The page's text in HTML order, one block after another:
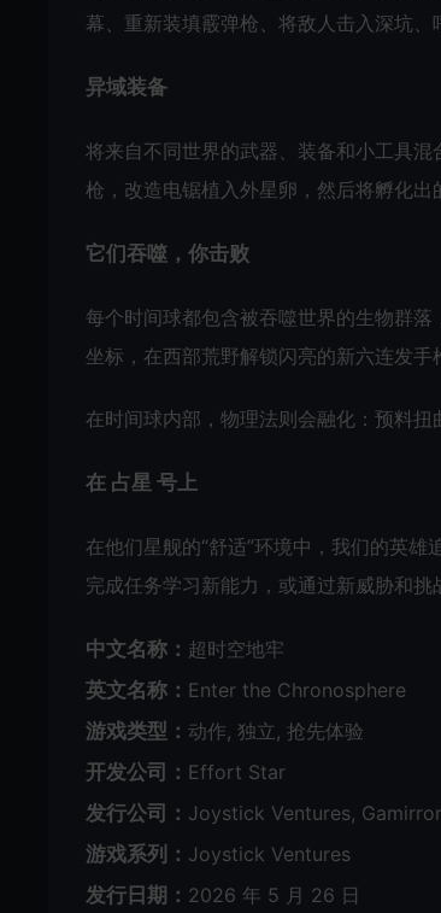
幕、重新装填霰弹枪、将敌人击入深坑、
异域装备
将来自不同世界的武器、装备和小工具
枪，改造电锯植入外星卵，然后将孵化出
它们吞噬，你击败
每个时间球都包含被吞噬世界的生物群
坐标，在西部荒野解锁闪亮的新六连发手
在时间球内部，物理法则会融化：预料
在 占星 号上
在他们星舰的“舒适”环境中，我们的英
完成任务学习新能力，或通过新威胁和
中文名称： 超时空地牢
英文名称： Enter the Chronosphere
游戏类型： 动作, 独立, 抢先体验
开发公司： Effort Star
发行公司： Joystick Ventures,
游戏系列： Joystick Ventures
发行日期： 2026 年 5 月 26 日